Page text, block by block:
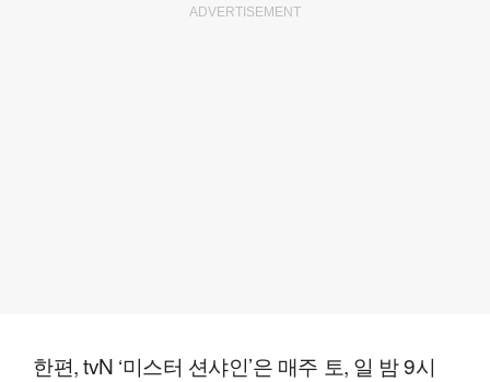
ADVERTISEMENT
한편, tvN ‘미스터 션샤인’은 매주 토, 일 밤 9시